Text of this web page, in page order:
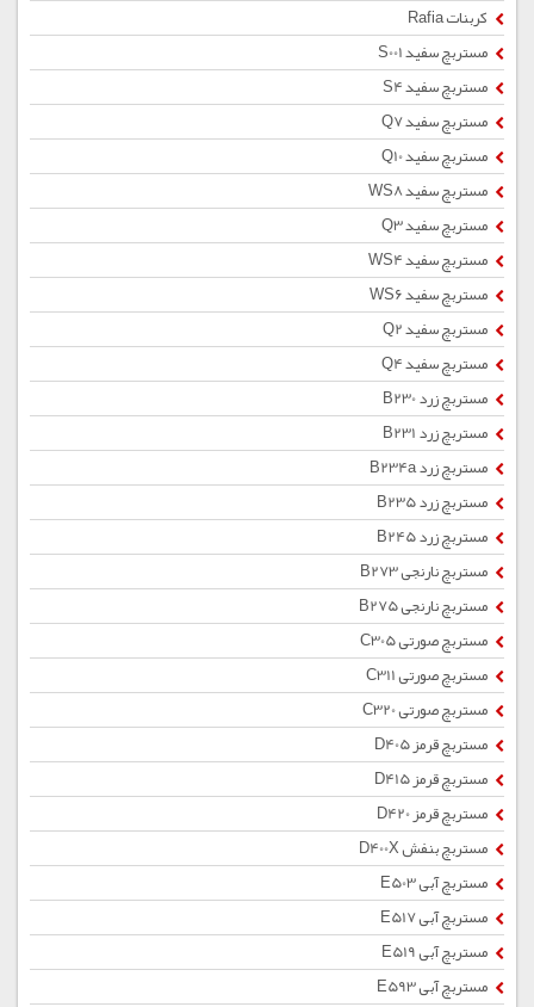
کربنات Rafia
مستربچ سفید S001
مستربچ سفید S4
مستربچ سفید Q7
مستربچ سفید Q10
مستربچ سفید WS8
مستربچ سفید Q3
مستربچ سفید WS4
مستربچ سفید WS6
مستربچ سفید Q2
مستربچ سفید Q4
مستربچ زرد B230
مستربچ زرد B231
مستربچ زرد B234a
مستربچ زرد B235
مستربچ زرد B245
مستربچ نارنجی B273
مستربچ نارنجی B275
مستربچ صورتی C305
مستربچ صورتی C311
مستربچ صورتی C320
مستربچ قرمز D405
مستربچ قرمز D415
مستربچ قرمز D420
مستربچ بنفش D400X
مستربچ آبی E503
مستربچ آبی E517
مستربچ آبی E519
مستربچ آبی E593